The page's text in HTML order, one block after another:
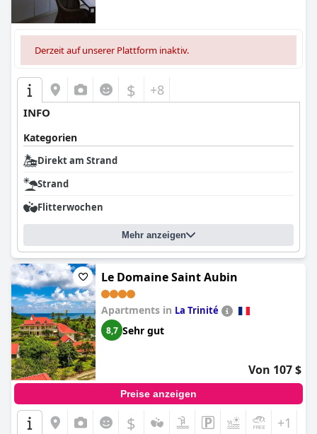
Derzeit auf unserer Plattform inaktiv.
$ +8
INFO
Kategorien
Direkt am Strand
Strand
Flitterwochen
Mehr anzeigen
Le Domaine Saint Aubin
Apartments in La Trinité
8,7 Sehr gut
Von 107 $
Preise anzeigen
$ +1